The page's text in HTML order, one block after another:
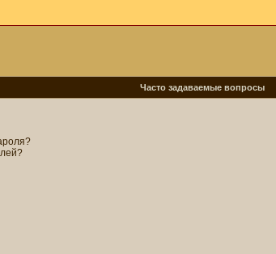
Часто задаваемые вопросы